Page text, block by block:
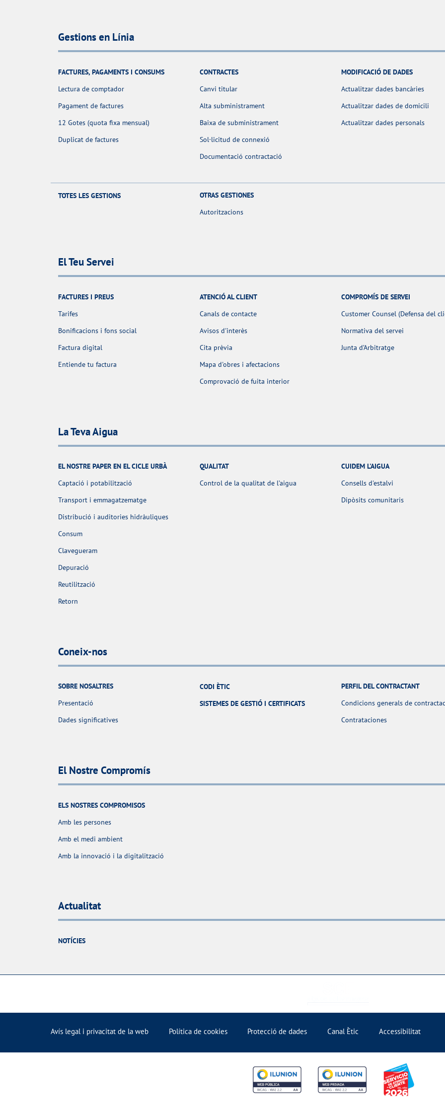
Gestions en Línia
FACTURES, PAGAMENTS I CONSUMS
Lectura de comptador
Pagament de factures
12 Gotes (quota fixa mensual)
Duplicat de factures
CONTRACTES
Canvi titular
Alta subministrament
Baixa de subministrament
Sol·licitud de connexió
Documentació contractació
MODIFICACIÓ DE DADES
Actualitzar dades bancàries
Actualitzar dades de domicili
Actualitzar dades personals
TOTES LES GESTIONS
OTRAS GESTIONES
Autoritzacions
El Teu Servei
FACTURES I PREUS
Tarifes
Bonificacions i fons social
Factura digital
Entiende tu factura
ATENCIÓ AL CLIENT
Canals de contacte
Avisos d'interès
Cita prèvia
Mapa d'obres i afectacions
Comprovació de fuita interior
COMPROMÍS DE SERVEI
Customer Counsel (Defensa del
Normativa del servei
Junta d’Arbitratge
La Teva Aigua
EL NOSTRE PAPER EN EL CICLE URBÀ
Captació i potabilització
Transport i emmagatzematge
Distribució i auditories hidràuliques
Consum
Clavegueram
Depuració
Reutilització
Retorn
QUALITAT
Control de la qualitat de l’aigua
CUIDEM L'AIGUA
Consells d'estalvi
Dipòsits comunitaris
Coneix-nos
SOBRE NOSALTRES
Presentació
Dades significatives
CODI ÈTIC
SISTEMES DE GESTIÓ I CERTIFICATS
PERFIL DEL CONTRACTANT
Condicions generals de
Contrataciones
El Nostre Compromís
ELS NOSTRES COMPROMISOS
Amb les persones
Amb el medi ambient
Amb la innovació i la digitalització
Actualitat
NOTÍCIES
Avís legal i privacitat de la web Política de cookies Protecció de dades Canal Ètic Accessibilitat